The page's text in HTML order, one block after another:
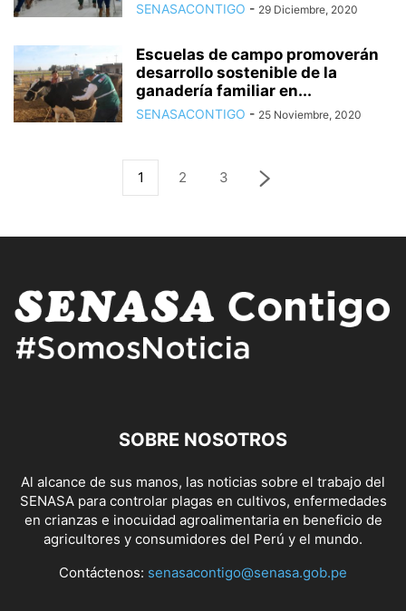
SENASACONTIGO - 29 Diciembre, 2020
Escuelas de campo promoverán
desarrollo sostenible de la
ganadería familiar en...
SENASACONTIGO - 25 Noviembre, 2020
1 2 3
SOBRE NOSOTROS
Al alcance de sus manos, las noticias sobre el trabajo del
SENASA para controlar plagas en cultivos, enfermedades
en crianzas e inocuidad agroalimentaria en beneficio de
agricultores y consumidores del Perú y el mundo.
Contáctenos: senasacontigo@senasa.gob.pe